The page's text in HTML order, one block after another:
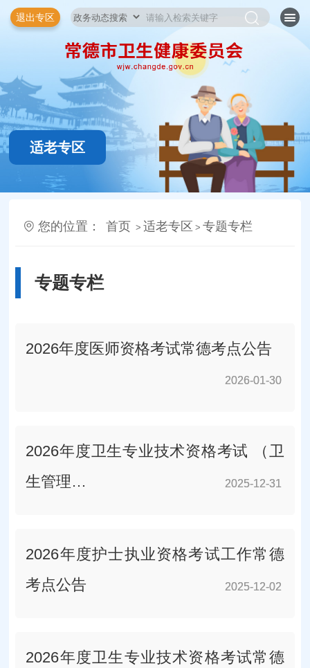
退出专区
适老专区
您的位置： 首页 > 适老专区 > 专题专栏
专题专栏
2026-01-30
2026年度医师资格考试常德考点公告
2026-01-30
2025-12-31
2026年度卫生专业技术资格考试 （卫
生管理…
2025-12-31
2025-12-02
2026年度护士执业资格考试工作常德
考点公告
2025-12-02
2026年度卫生专业技术资格考试常德